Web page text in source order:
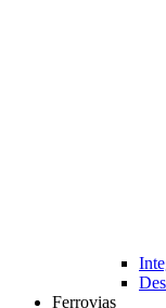
Ferrovias